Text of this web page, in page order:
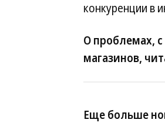
конкуренции в
О проблемах,
магазинов,
Еще больше